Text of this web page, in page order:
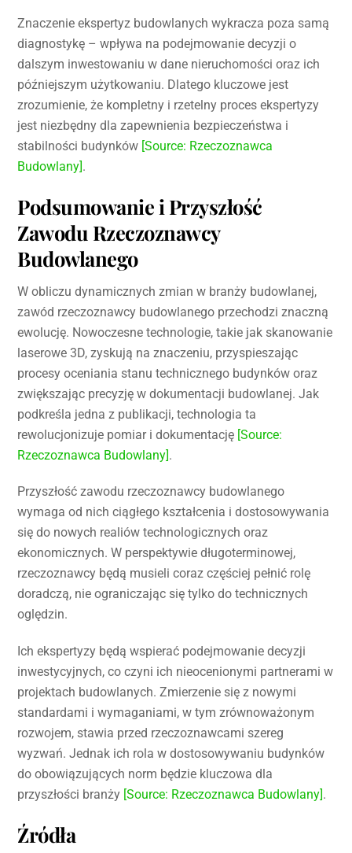
Znaczenie ekspertyz budowlanych wykracza poza samą
diagnostykę – wpływa na podejmowanie decyzji o
dalszym inwestowaniu w dane nieruchomości oraz ich
późniejszym użytkowaniu. Dlatego kluczowe jest
zrozumienie, że kompletny i rzetelny proces ekspertyzy
jest niezbędny dla zapewnienia bezpieczeństwa i
stabilności budynków [Source: Rzeczoznawca
Budowlany].
Podsumowanie i Przyszłość
Zawodu Rzeczoznawcy
Budowlanego
W obliczu dynamicznych zmian w branży budowlanej,
zawód rzeczoznawcy budowlanego przechodzi znaczną
ewolucję. Nowoczesne technologie, takie jak skanowanie
laserowe 3D, zyskują na znaczeniu, przyspieszając
procesy oceniania stanu technicznego budynków oraz
zwiększając precyzję w dokumentacji budowlanej. Jak
podkreśla jedna z publikacji, technologia ta
rewolucjonizuje pomiar i dokumentację [Source:
Rzeczoznawca Budowlany].
Przyszłość zawodu rzeczoznawcy budowlanego
wymaga od nich ciągłego kształcenia i dostosowywania
się do nowych realiów technologicznych oraz
ekonomicznych. W perspektywie długoterminowej,
rzeczoznawcy będą musieli coraz częściej pełnić rolę
doradczą, nie ograniczając się tylko do technicznych
oględzin.
Ich ekspertyzy będą wspierać podejmowanie decyzji
inwestycyjnych, co czyni ich nieocenionymi partnerami w
projektach budowlanych. Zmierzenie się z nowymi
standardami i wymaganiami, w tym zrównoważonym
rozwojem, stawia przed rzeczoznawcami szereg
wyzwań. Jednak ich rola w dostosowywaniu budynków
do obowiązujących norm będzie kluczowa dla
przyszłości branży [Source: Rzeczoznawca Budowlany].
Źródła